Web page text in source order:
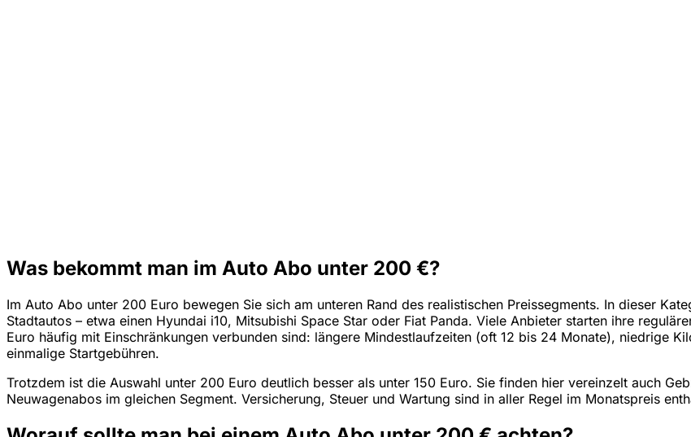
Was bekommt man im Auto Abo unter 200 €?
Im Auto Abo unter 200 Euro bewegen Sie sich am unteren Rand des realistischen Preissegments. In dieser
Stadtautos – etwa einen Hyundai i10, Mitsubishi Space Star oder Fiat Panda. Viele Anbieter starten ihre
Euro häufig mit Einschränkungen verbunden sind: längere Mindestlaufzeiten (oft 12 bis 24 Monate), niedrige
einmalige Startgebühren.
Trotzdem ist die Auswahl unter 200 Euro deutlich besser als unter 150 Euro. Sie finden hier vereinzelt auch
Neuwagenabos im gleichen Segment. Versicherung, Steuer und Wartung sind in aller Regel im Monatspreis